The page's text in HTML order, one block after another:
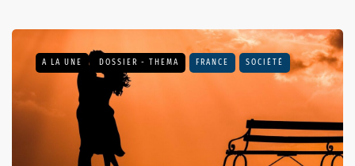
A LA UNE DOSSIER - THEMA FRANCE SOCIÉTÉ